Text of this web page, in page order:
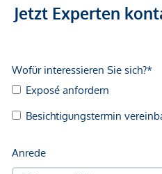
Jetzt Experten